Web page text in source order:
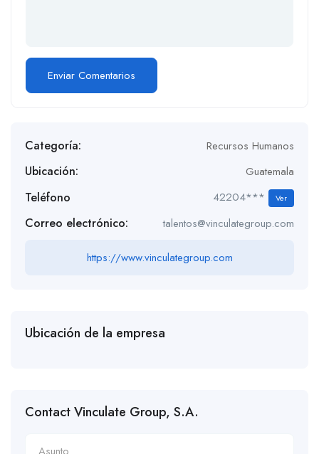
Categoría: Recursos Humanos
Ubicación: Guatemala
Teléfono 42204*** Ver
Correo electrónico: talentos@vinculategroup.com
https://www.vinculategroup.com
Ubicación de la empresa
Contact Vinculate Group, S.A.